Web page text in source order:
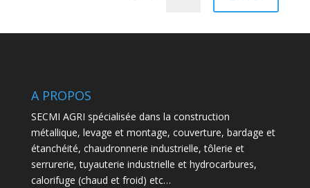
A PROPOS
SECMI AGRI spécialisée dans la construction
métallique, levage et montage, couverture, bardage et
étanchéité, chaudronnerie industrielle, tôlerie et
serrurerie, tuyauterie industrielle et hydrocarbures,
calorifuge (chaud et froid) etc…